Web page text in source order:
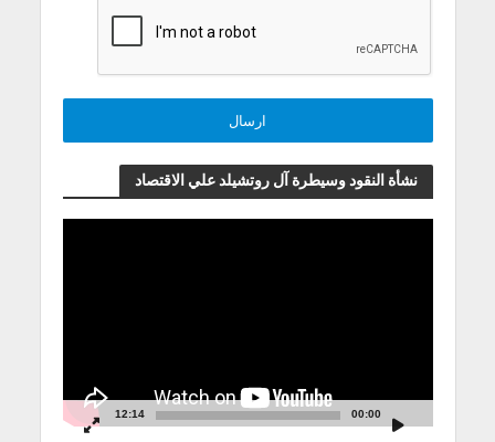
نشأة النقود وسيطرة آل روتشيلد علي الاقتصاد
00:00
12:14